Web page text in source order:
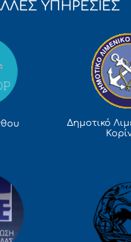
ΥΠΗΡΕΣΙΕΣ
Δημοτικό